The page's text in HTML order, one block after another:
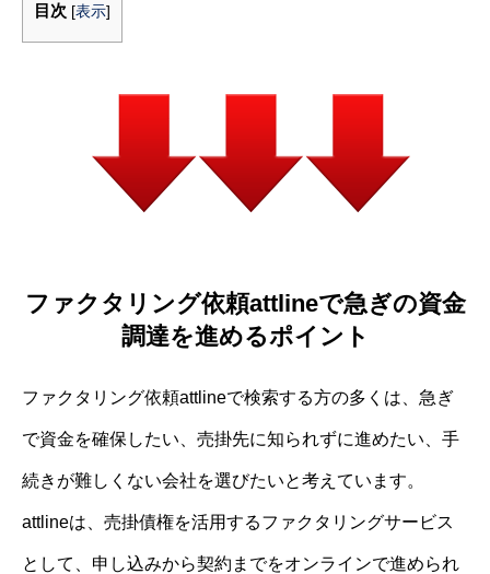
目次 [表示]
ファクタリング依頼attlineで急ぎの資金
調達を進めるポイント
ファクタリング依頼attlineで検索する方の多くは、急ぎ
で資金を確保したい、売掛先に知られずに進めたい、手
続きが難しくない会社を選びたいと考えています。
attlineは、売掛債権を活用するファクタリングサービス
として、申し込みから契約までをオンラインで進められ